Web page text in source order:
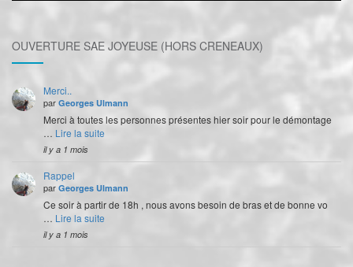
OUVERTURE SAE JOYEUSE (HORS CRENEAUX)
Merci..
par Georges Ulmann
Merci à toutes les personnes présentes hier soir pour le démontage
… Lire la suite
il y a 1 mois
Rappel
par Georges Ulmann
Ce soir à partir de 18h , nous avons besoin de bras et de bonne vo
… Lire la suite
il y a 1 mois